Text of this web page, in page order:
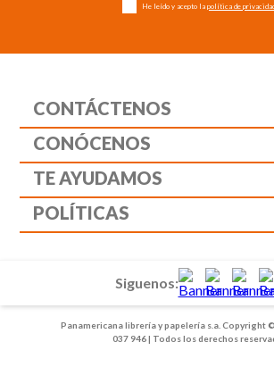
He leído y acepto la política de
CONTÁCTENOS
CONÓCENOS
TE AYUDAMOS
POLÍTICAS
Panamericana librería y papelería s.a. Copyright
037 946 | Todos los derechos
Siguenos: